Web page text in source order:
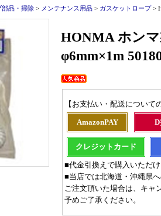
部品・掃除 > メンテナンス用品 > ガスケットロープ>
HONMA ホン
φ6mm×1m
【お支払い・配送について
AmazonPAY
クレジットカード
■代金引換えで購入いただけ
■当店では北海道・沖縄県
ご注文頂いた場合は、キャ
予めご了承ください。